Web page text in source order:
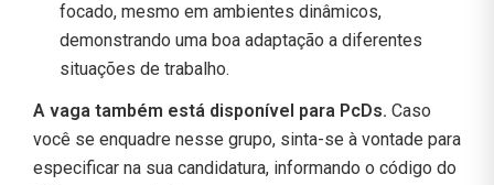
focado, mesmo em ambientes dinâmicos,
demonstrando uma boa adaptação a diferentes
situações de trabalho.
A vaga também está disponível para PcDs. Caso
você se enquadre nesse grupo, sinta-se à vontade para
especificar na sua candidatura, informando o código do